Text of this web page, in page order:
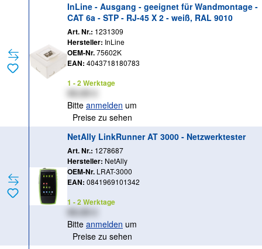
InLine - Ausgang - geeignet für Wandmontage -
CAT 6a - STP - RJ-45 X 2 - weiß, RAL 9010
Art. Nr.: 1231309
Hersteller: InLine
OEM-Nr.75602K
EAN: 4043718180783
1 - 2 Werktage
Bitte anmelden um
Preise zu sehen
NetAlly LinkRunner AT 3000 - Netzwerktester
Art. Nr.: 1278687
Hersteller: NetAlly
OEM-Nr. LRAT-3000
EAN: 0841969101342
1 - 2 Werktage
Bitte anmelden um
Preise zu sehen